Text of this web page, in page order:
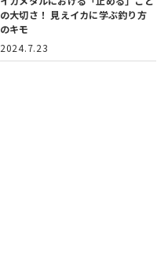
の大切さ！ 見えイカに学ぶ釣り方
のキモ
2024.7.23